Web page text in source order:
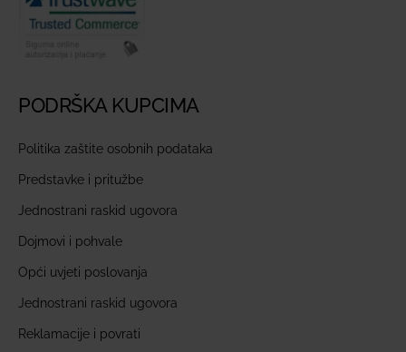
PODRŠKA KUPCIMA
Politika zaštite osobnih podataka
Predstavke i pritužbe
Jednostrani raskid ugovora
Dojmovi i pohvale
Opći uvjeti poslovanja
Jednostrani raskid ugovora
Reklamacije i povrati